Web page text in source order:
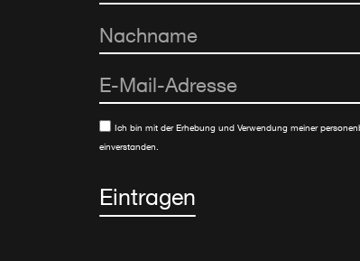
Ich bin mit der Erhebung und Verwendung meiner
einverstanden.
Eintragen